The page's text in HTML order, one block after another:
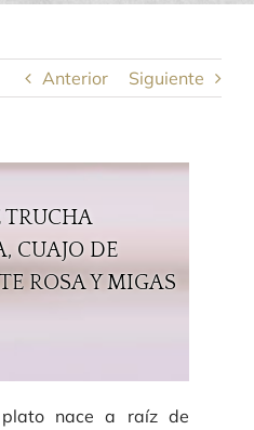
Anterior Siguiente
TRUCHA
CUAJO DE
ROSA Y MIGAS
nace a raíz de